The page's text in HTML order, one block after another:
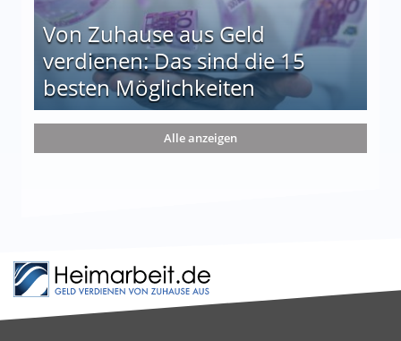
Von Zuhause aus Geld
verdienen: Das sind die 15
besten Möglichkeiten
die 15 besten Möglichkeiten
Alle anzeigen